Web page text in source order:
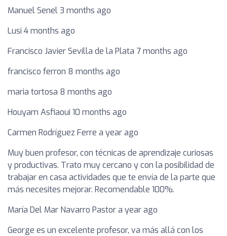
Manuel Senel 3 months ago
Lusi 4 months ago
Francisco Javier Sevilla de la Plata 7 months ago
francisco ferron 8 months ago
maria tortosa 8 months ago
Houyam Asfiaoui 10 months ago
Carmen Rodríguez Ferre a year ago
Muy buen profesor, con técnicas de aprendizaje curiosas
y productivas. Trato muy cercano y con la posibilidad de
trabajar en casa actividades que te envía de la parte que
más necesites mejorar. Recomendable 100%.
María Del Mar Navarro Pastor a year ago
George es un excelente profesor, va más allá con los